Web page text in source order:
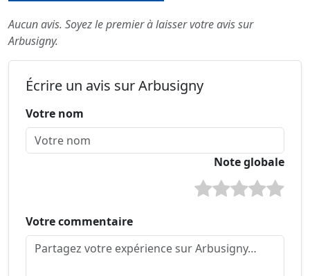
Aucun avis. Soyez le premier à laisser votre avis sur
Arbusigny.
Écrire un avis sur Arbusigny
Votre nom
Note globale
Votre commentaire